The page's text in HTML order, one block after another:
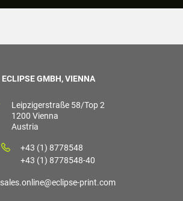
ECLIPSE GMBH, VIENNA
Leipzigerstraße 58/Top 2
1200 Vienna
Austria
+43 (1) 8778548
+43 (1) 8778548-40
sales.online@eclipse-print.com